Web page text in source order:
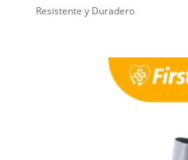
Resistente y Duradero